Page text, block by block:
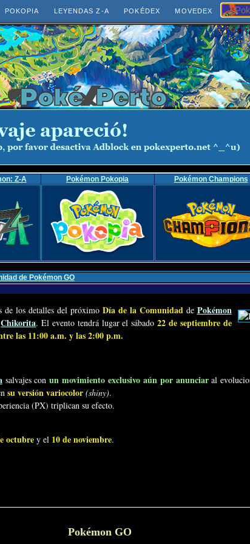
POKOPIA LEYENDAS Z-A POKÉDEX MOVEDEX
Z-A Pokémon Pokopia Pokémon Champions
de Pokémon GO
de los detalles del próximo Día de la Comunidadde Pokémon
Chikorita. El evento tendrá lugar el sábado22 de septiembre de
las 11:00 a.m. y las 2:00 p.m.
salvajes conun movimiento exclusivo aún por anunciaral
su versión variocolor (shiny).
(PX) triplican su efecto.
octubrey el 10 de noviembre.
Pokémon GO